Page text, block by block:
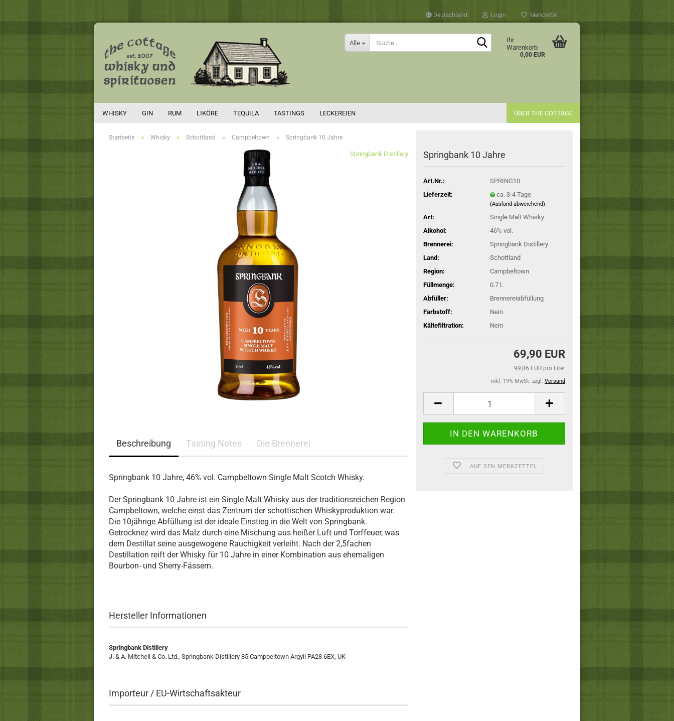
Deutschland Login Merkzettel
Alle
Suche...
Ihr
Warenkorb
0,00 EUR
WHISKY GIN RUM LIKÖRE TEQUILA TASTINGS LECKEREIEN ÜBER THE COTTAGE
Startseite » Whisky » Schottland » Campbeltown » Springbank 10 Jahre
Springbank Distillery Springbank 10 Jahre
Art.Nr.:
SPRING10
Lieferzeit:
ca. 3-4 Tage
(Ausland abweichend)
Art:
Single Malt Whisky
Alkohol:
46% vol.
Brennerei:
Springbank Distillery
Land:
Schottland
Region:
Campbeltown
Füllmenge:
0.7 l.
Abfüller:
Brennereiabfüllung
Farbstoff:
Nein
Kältefiltration:
Nein
69,90 EUR
99,86 EUR pro Liter
inkl. 19% MwSt. zzgl. Versand
AUF DEN MERKZETTEL
Beschreibung Tasting Notes Die Brennerei
Springbank 10 Jahre, 46% vol. Campbeltown Single Malt Scotch Whisky.
Der Springbank 10 Jahre ist ein Single Malt Whisky aus der traditionsreichen Region
Campbeltown, welche einst das Zentrum der schottischen Whiskyproduktion war.
Die 10jährige Abfüllung ist der ideale Einstieg in die Welt von Springbank.
Getrocknez wird das Malz durch eine Mischung aus heißer Luft und Torffeuer, was
dem Destillat seine ausgewogene Rauchigkeit verleiht. Nach der 2,5fachen
Destillation reift der Whisky für 10 Jahre in einer Kombination aus ehemaligen
Bourbon- und Sherry-Fässern.
Hersteller Informationen
Springbank Distillery
J. & A. Mitchell & Co. Ltd., Springbank Distillery 85 Campbeltown Argyll PA28 6EX, UK
Importeur / EU-Wirtschaftsakteur